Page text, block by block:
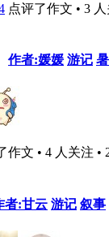
点评了作文 • 3
作者:媛媛 游记
作文 • 4 人关注 •
者:甘云 游记 叙事